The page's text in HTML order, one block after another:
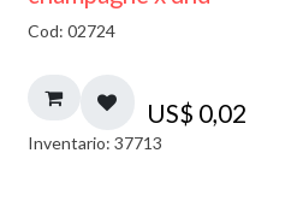
Cod: 02724
US$ 0,02
Inventario: 37713